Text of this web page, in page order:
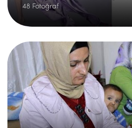
48 Fotoğraf